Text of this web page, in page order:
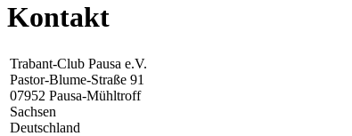
Kontakt
Trabant-Club Pausa e.V.
Pastor-Blume-Straße 91
07952 Pausa-Mühltroff
Sachsen
Deutschland